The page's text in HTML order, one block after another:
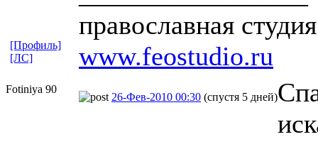
православная
www.feostudio.ru
[Профиль]
[ЛС]
Fotiniya 90
26-Фев-2010 00:30 (спустя 5 дней)